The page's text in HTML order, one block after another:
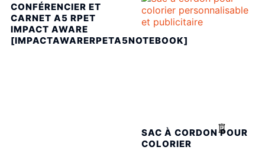
CONFÉRENCIER ET
CARNET A5 RPET
IMPACT AWARE
[IMPACTAWARERPETA5NOTEBOOK]
SAC À CORDON POUR
COLORIER